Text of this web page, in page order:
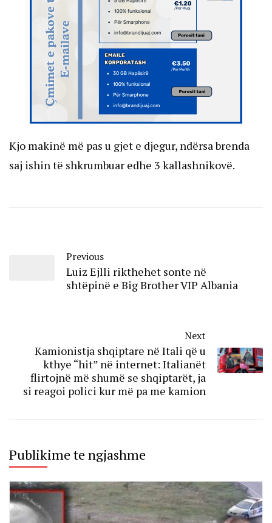
Kjo makinë më pas u gjet e djegur, ndërsa brenda
saj ishin të shkrumbuar edhe 3 kallashnikovë.
Previous
Luiz Ejlli rikthehet sonte në
shtëpinë e Big Brother VIP Albania
Next
Kamionistja shqiptare në Itali që u
kthye “hit” në internet: Italianët
flirtojnë më shumë se shqiptarët, ja
si reagoi polici kur më pa me kamion
Publikime te ngjashme